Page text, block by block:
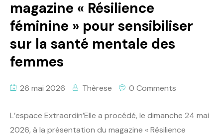
magazine « Résilience
féminine » pour sensibiliser
sur la santé mentale des
femmes
26 mai 2026 Thèrese 0 Comments
L’espace Extraordin’Elle a procédé, le dimanche 24 mai
2026, à la présentation du magazine « Résilience